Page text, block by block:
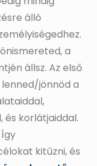
álló
a
állsz. Az első
jönnöd a
és korlátjaiddal.
kitűzni, és